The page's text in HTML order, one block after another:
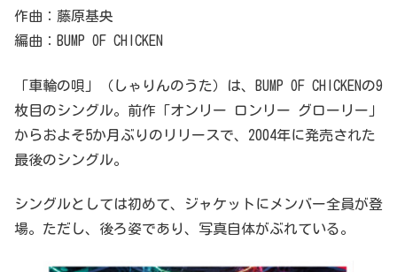
作曲：藤原基央
編曲：BUMP OF CHICKEN
「車輪の唄」（しゃりんのうた）は、BUMP OF CHICKENの9
枚目のシングル。前作「オンリー ロンリー グローリー」
からおよそ5か月ぶりのリリースで、2004年に発売された
最後のシングル。
シングルとしては初めて、ジャケットにメンバー全員が登
場。ただし、後ろ姿であり、写真自体がぶれている。